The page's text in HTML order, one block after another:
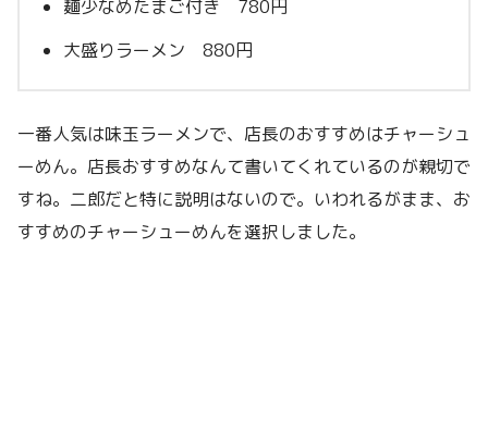
麺少なめたまご付き 780円
大盛りラーメン 880円
一番人気は味玉ラーメンで、店長のおすすめはチャーシュ
ーめん。店長おすすめなんて書いてくれているのが親切で
すね。二郎だと特に説明はないので。いわれるがまま、お
すすめのチャーシューめんを選択しました。